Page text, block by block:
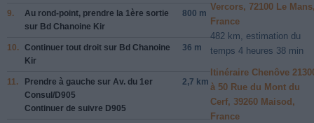
9. Au rond-point, prendre la 1ère sortie
sur Bd Chanoine Kir
800 m
10. Continuer tout droit sur Bd Chanoine
Kir
36 m
11. Prendre à gauche sur Av. du 1er
Consul/D905
Continuer de suivre D905
2,7 km
Vercors, 72100 Le
France
482 km, estimation du
temps 4 heures 38 min
Itinéraire Chenôve
à 50 Rue du Mont du
Cerf, 39260 Maisod,
France